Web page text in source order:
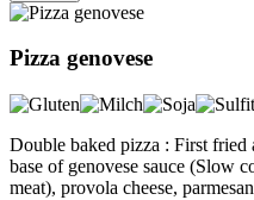
Pizza genovese
Double baked pizza : First fried
base of genovese sauce (Slow
meat), provola cheese,